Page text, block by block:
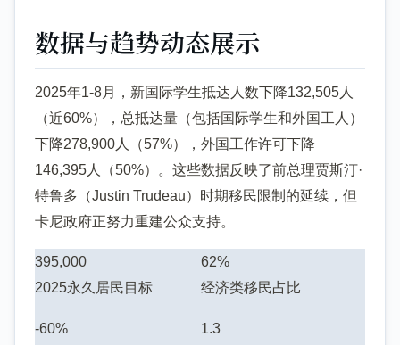
数据与趋势动态展示
2025年1-8月，新国际学生抵达人数下降132,505人
（近60%），总抵达量（包括国际学生和外国工人）
下降278,900人（57%），外国工作许可下降
146,395人（50%）。这些数据反映了前总理贾斯汀·
特鲁多（Justin Trudeau）时期移民限制的延续，但
卡尼政府正努力重建公众支持。
395,000
2025永久居民目标
62%
经济类移民占比
-60%
1.3